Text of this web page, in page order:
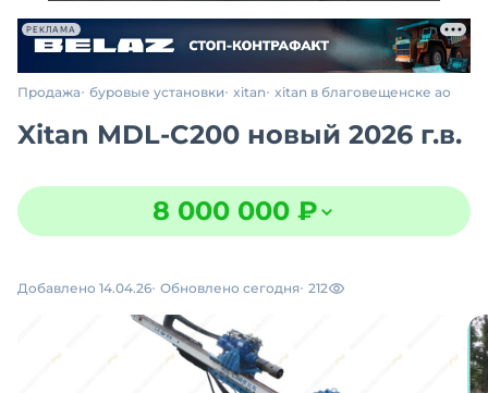
РЕКЛАМА
Продажа буровые установки xitan xitan в благовещенске ао
Xitan MDL-C200 новый 2026 г.в.
8 000 000 ₽
Добавлено 14.04.26 Обновлено сегодня 212